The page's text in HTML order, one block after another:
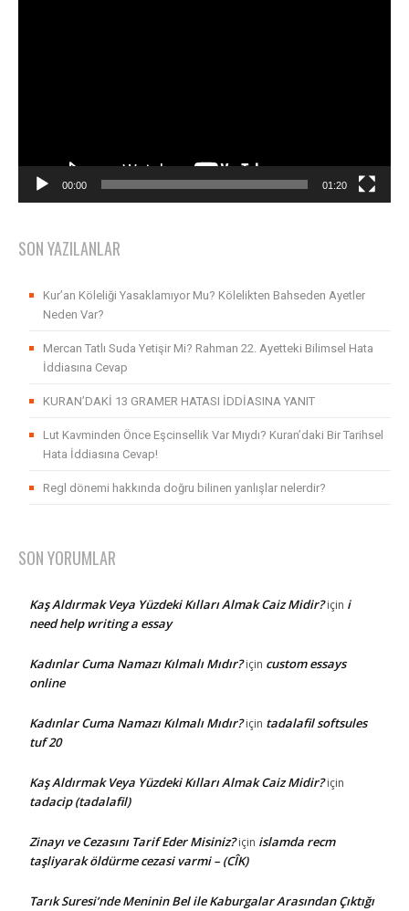
00:00 01:20
SON YAZILANLAR
Kur’an Köleliği Yasaklamıyor Mu? Kölelikten Bahseden Ayetler
Neden Var?
Mercan Tatlı Suda Yetişir Mi? Rahman 22. Ayetteki Bilimsel Hata
İddiasına Cevap
KURAN’DAKİ 13 GRAMER HATASI İDDİASINA YANIT
Lut Kavminden Önce Eşcinsellik Var Mıydı? Kuran’daki Bir Tarihsel
Hata İddiasına Cevap!
Regl dönemi hakkında doğru bilinen yanlışlar nelerdir?
SON YORUMLAR
Kaş Aldırmak Veya Yüzdeki Kılları Almak Caiz Midir?için i
need help writing a essay
Kadınlar Cuma Namazı Kılmalı Mıdır?için custom essays
online
Kadınlar Cuma Namazı Kılmalı Mıdır?için tadalafil softsules
tuf 20
Kaş Aldırmak Veya Yüzdeki Kılları Almak Caiz Midir?için
tadacip (tadalafil)
Zinayı ve Cezasını Tarif Eder Misiniz?için islamda recm
taşliyarak öldürme cezasi varmi – (CÎK)
Tarık Suresi’nde Meninin Bel ile Kaburgalar Arasından Çıktığı